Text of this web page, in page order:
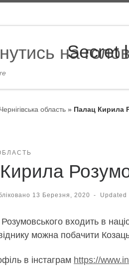
Secret
Чернігівська область » Палац Кирила
13 Березня, 2020 - Updated
входить в
можна побачити
в інстаграм https://